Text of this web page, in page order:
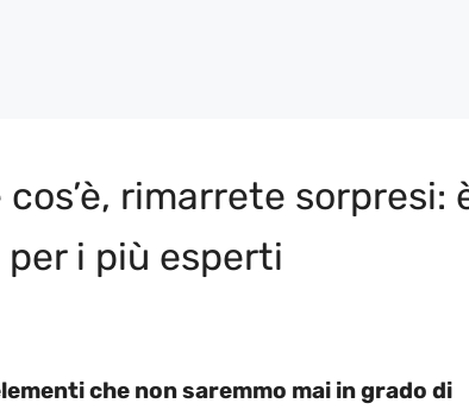
rimarrete sorpresi:
i più esperti
che non saremmo mai in grado di